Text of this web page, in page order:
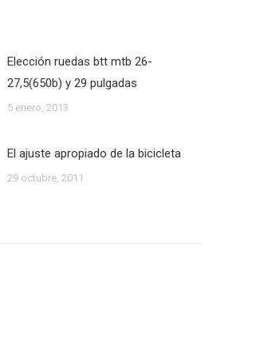
Elección ruedas btt mtb 26-
27,5(650b) y 29 pulgadas
5 enero, 2013
El ajuste apropiado de la bicicleta
29 octubre, 2011